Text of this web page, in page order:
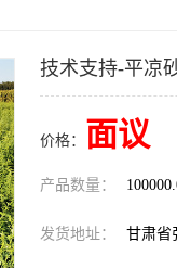
技术支持-平凉
价格： 面议
产品数量：
发货地址： 甘肃省